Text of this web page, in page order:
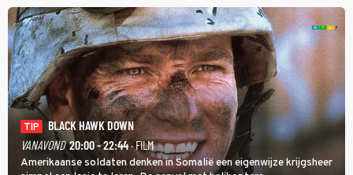
TIP
BLACK HAWK DOWN
VANAVOND 20:00 - 22:44· FILM
Amerikaanse soldaten denken in Somalië een eigenwijze krijgsheer